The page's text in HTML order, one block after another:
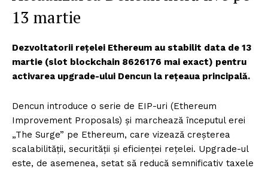
13 martie
Dezvoltatorii rețelei Ethereum au stabilit data de 13
martie (slot blockchain 8626176 mai exact) pentru
activarea upgrade-ului Dencun la rețeaua principală.
Dencun introduce o serie de EIP-uri (Ethereum
Improvement Proposals) și marchează începutul erei
„The Surge” pe Ethereum, care vizează creșterea
scalabilității, securității și eficienței rețelei. Upgrade-ul
este, de asemenea, setat să reducă semnificativ taxele